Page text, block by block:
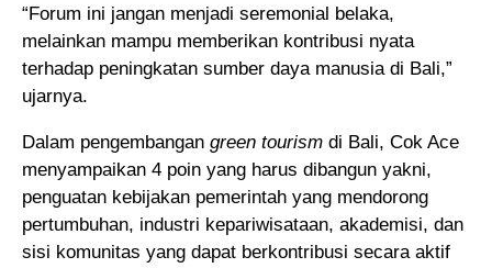
“Forum ini jangan menjadi seremonial belaka,
melainkan mampu memberikan kontribusi nyata
terhadap peningkatan sumber daya manusia di Bali,”
ujarnya.
Dalam pengembangan green tourism di Bali, Cok Ace
menyampaikan 4 poin yang harus dibangun yakni,
penguatan kebijakan pemerintah yang mendorong
pertumbuhan, industri kepariwisataan, akademisi, dan
sisi komunitas yang dapat berkontribusi secara aktif